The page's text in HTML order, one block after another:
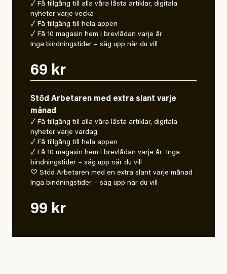
✓ Få tillgång till alla våra låsta artiklar, digitala
nyheter varje vecka
✓ Få tillgång till hela appen
✓ Få 10 magasin hem i brevlådan varje år
Inga bindningstider – säg upp när du vill
69 kr
Stöd Arbetaren med extra slant varje
månad
✓ Få tillgång till alla våra låsta artiklar, digitala
nyheter varje vardag
✓ Få tillgång till hela appen
✓ Få 10 magasin hem i brevlådan varje år Inga
bindningstider – säg upp när du vill
♡ Stöd Arbetaren med en extra slant varje månad
Inga bindningstider – säg upp när du vill
99 kr